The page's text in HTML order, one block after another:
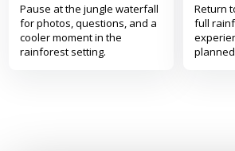
Pause at the jungle waterfall
for photos, questions, and a
cooler moment in the
rainforest setting.
Return
full